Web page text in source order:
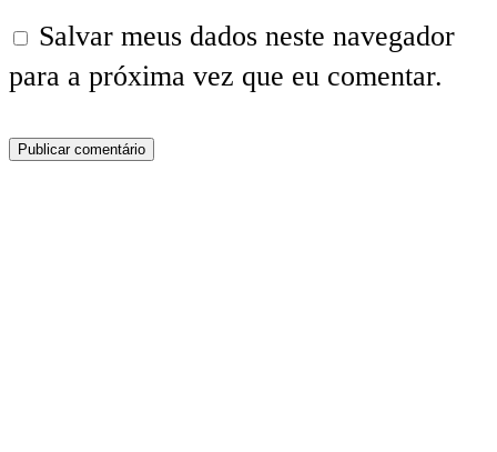
Salvar meus dados neste navegador
para a próxima vez que eu comentar.